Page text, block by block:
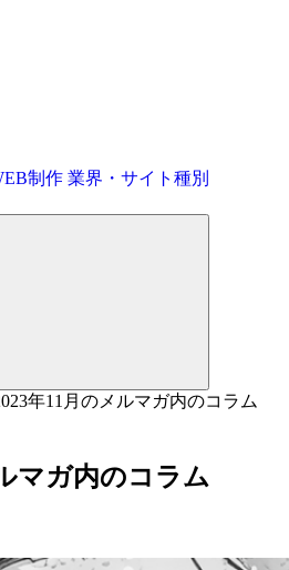
制作 業界・サイト種別
年11月のメルマガ内のコラム
マガ内のコラム